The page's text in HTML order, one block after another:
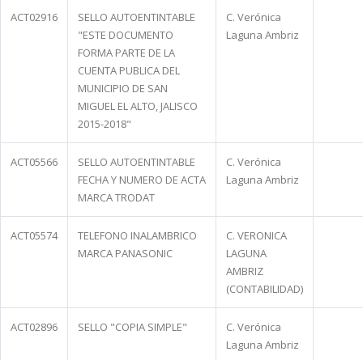
ACT02916
SELLO AUTOENTINTABLE
"ESTE DOCUMENTO
FORMA PARTE DE LA
CUENTA PUBLICA DEL
MUNICIPIO DE SAN
MIGUEL EL ALTO, JALISCO
2015-2018"
C. Verónica
Laguna Ambriz
ACT05566
SELLO AUTOENTINTABLE
FECHA Y NUMERO DE ACTA
MARCA TRODAT
C. Verónica
Laguna Ambriz
ACT05574
TELEFONO INALAMBRICO
MARCA PANASONIC
C. VERONICA
LAGUNA
AMBRIZ
(CONTABILIDAD)
ACT02896 SELLO "COPIA SIMPLE"
C. Verónica
Laguna Ambriz